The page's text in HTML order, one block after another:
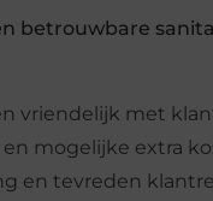
betrouwbare
vriendelijk met
mogelijke extra
en tevreden